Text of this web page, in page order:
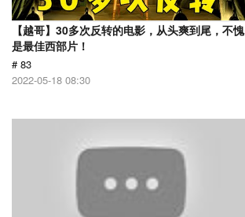
【越哥】30多次反转的电影，从头爽到尾，不愧
是最佳西部片！
# 83
2022-05-18 08:30